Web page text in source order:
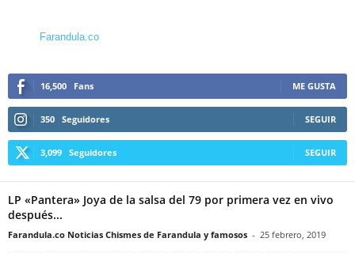
Farandula.co
16,500 Fans ME GUSTA
350 Seguidores SEGUIR
3,099 Seguidores SEGUIR
LP «Pantera» Joya de la salsa del 79 por primera vez en vivo
después...
Farandula.co Noticias Chismes de Farandula y famosos - 25 febrero, 2019